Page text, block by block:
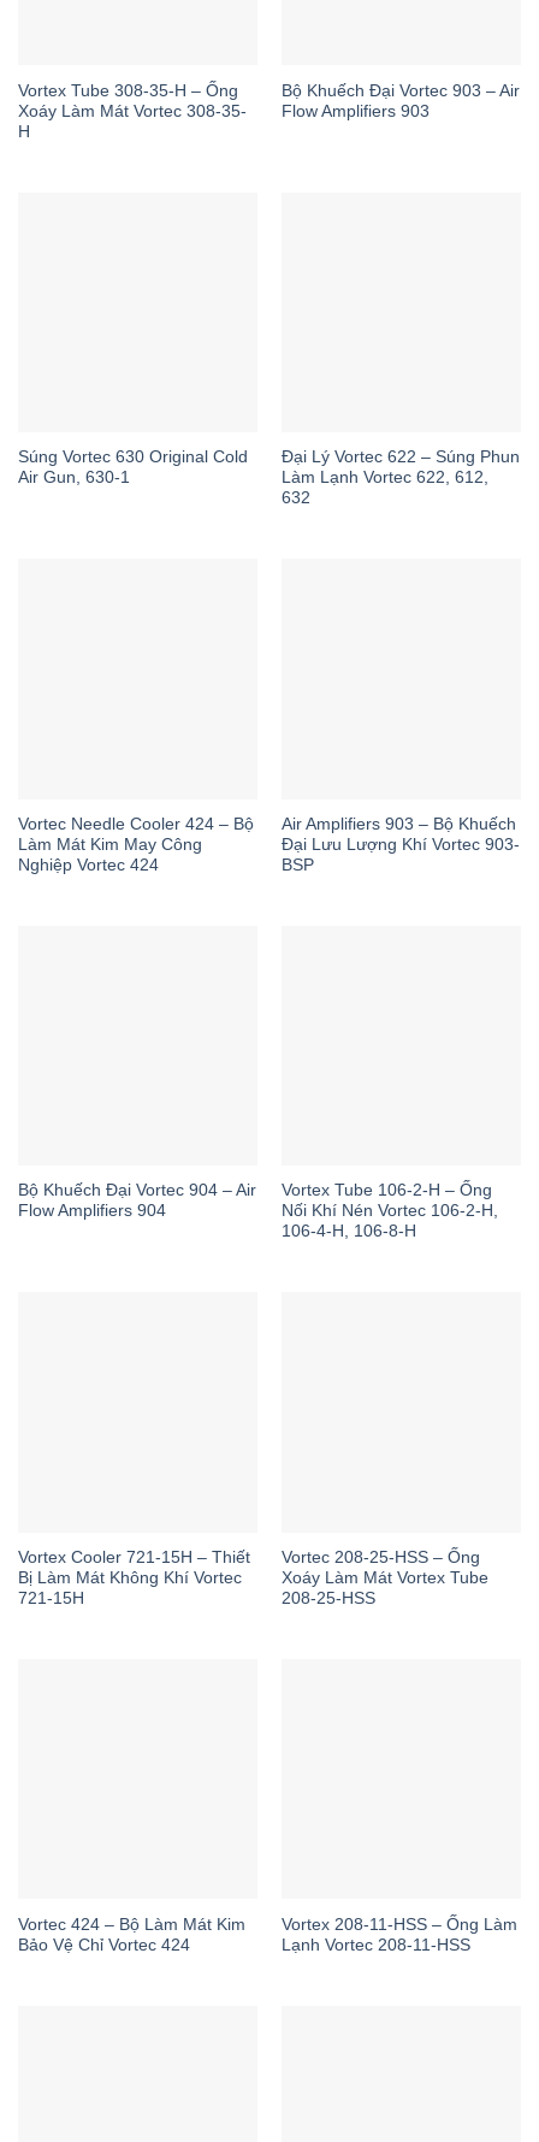
Vortex Tube 308-35-H – Ống
Xoáy Làm Mát Vortec 308-35-
H
Bộ Khuếch Đại Vortec 903 – Air
Flow Amplifiers 903
Súng Vortec 630 Original Cold
Air Gun, 630-1
Đại Lý Vortec 622 – Súng Phun
Làm Lạnh Vortec 622, 612,
632
Vortec Needle Cooler 424 – Bộ
Làm Mát Kim May Công
Nghiệp Vortec 424
Air Amplifiers 903 – Bộ Khuếch
Đại Lưu Lượng Khí Vortec 903-
BSP
Bộ Khuếch Đại Vortec 904 – Air
Flow Amplifiers 904
Vortex Tube 106-2-H – Ống
Nối Khí Nén Vortec 106-2-H,
106-4-H, 106-8-H
Vortex Cooler 721-15H – Thiết
Bị Làm Mát Không Khí Vortec
721-15H
Vortec 208-25-HSS – Ống
Xoáy Làm Mát Vortex Tube
208-25-HSS
Vortec 424 – Bộ Làm Mát Kim
Bảo Vệ Chỉ Vortec 424
Vortex 208-11-HSS – Ống Làm
Lạnh Vortec 208-11-HSS